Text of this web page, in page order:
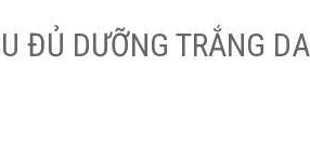
ĐỦ DƯỠNG TRẮNG DA